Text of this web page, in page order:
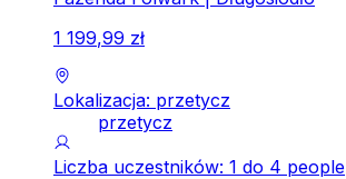
1 199,99 zł
Lokalizacja: przetycz
przetycz
Liczba uczestników: 1 do 4 people